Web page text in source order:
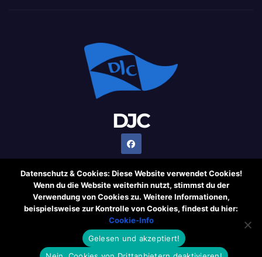
DJC
Stolz präsentiert von WordPress|Theme: Newsup von
Themeansar
Cookie-Information Rechtliche HinweiseDatenschutzerklärung
Datenschutz & Cookies: Diese Website verwendet Cookies!
Wenn du die Website weiterhin nutzt, stimmst du der
Verwendung von Cookies zu. Weitere Informationen,
beispielsweise zur Kontrolle von Cookies, findest du hier:
Cookie-Info
Gelesen und akzeptiert!